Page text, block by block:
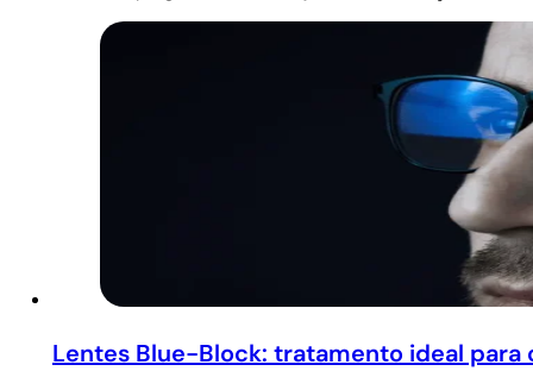
Lentes Blue-Block: tratamento ideal